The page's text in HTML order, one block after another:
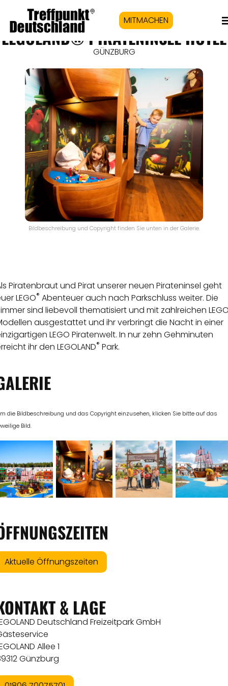
MITMACHEN
LEGOLAND® PIRATENINSEL HOTEL
GÜNZBURG
Bildbeschreibung und Copyright finden Sie unten in der Galerie.
Piratenbraut und Pirat unserer neuen Pirateninsel geht
LEGO® Abenteuer auch nach Parkschluss weiter. Die
sind liebevoll thematisiert und mit zahlreichen
ausgestattet und ihr verbringt die Nacht in einer
LEGO Piratenwelt. In nur zehn Gehminuten
ihr den LEGOLAND® Park.
die Bildbeschreibung und das Copyright einzusehen, klicken Sie bitte auf das
Bild.
Aktuelle Öffnungszeiten
& LAGE
Deutschland Freizeitpark GmbH
Allee 1
Günzburg